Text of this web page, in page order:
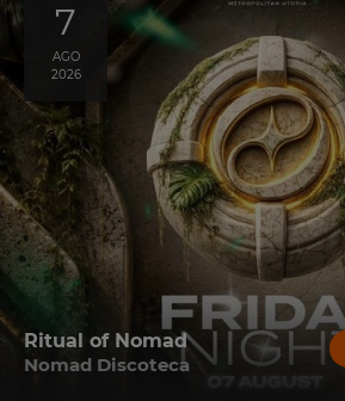
7
AGO
2026
Ritual of Nomad
Nomad Discoteca